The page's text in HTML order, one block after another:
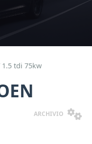
1.5 tdi 75kw
ARCHIVIO